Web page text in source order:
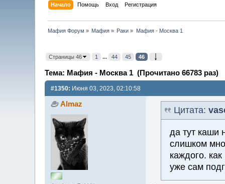
Начало Помощь Вход Регистрация
Мафия Форум » Мафия » Раки » Мафия - Москва 1
Страницы 46 1 ... 44 45 46
Тема: Мафия - Москва 1 (Прочитано 66783 раз)
#1350: Июня 03, 2023, 02:10:58
Almaz
Цитата:
да тут каши
слишком
каждого.
уже сам